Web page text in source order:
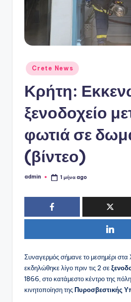
o
Αναρτήθηκε
σε
Crete News
Κρήτη:
ξενοδοχείο
φωτιά σε
(βίντεο)
Συγγραφέας:
admin 1 μήνα ago
Συναγερμός σήμανε το μεσημέρι στα
εκδηλώθηκε λίγο πριν τις 2 σε
1866, στο κατάμεστο κέντρο της
κινητοποίηση τηςΠυροσβεστικής